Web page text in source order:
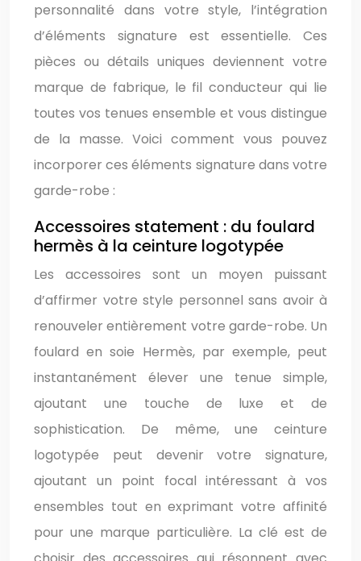
personnalité dans votre style, l’intégration
d’éléments signature est essentielle. Ces
pièces ou détails uniques deviennent votre
marque de fabrique, le fil conducteur qui lie
toutes vos tenues ensemble et vous distingue
de la masse. Voici comment vous pouvez
incorporer ces éléments signature dans votre
garde-robe :
Accessoires statement : du foulard
hermès à la ceinture logotypée
Les accessoires sont un moyen puissant
d’affirmer votre style personnel sans avoir à
renouveler entièrement votre garde-robe. Un
foulard en soie Hermès, par exemple, peut
instantanément élever une tenue simple,
ajoutant une touche de luxe et de
sophistication. De même, une ceinture
logotypée peut devenir votre signature,
ajoutant un point focal intéressant à vos
ensembles tout en exprimant votre affinité
pour une marque particulière. La clé est de